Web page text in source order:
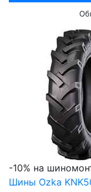
-10% на
Шины Ozka